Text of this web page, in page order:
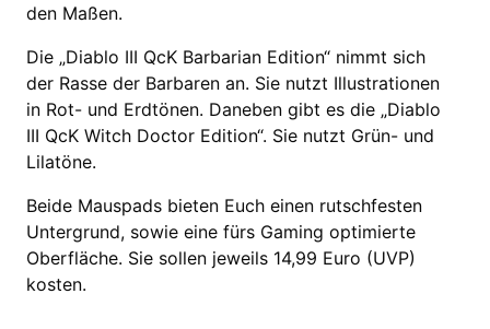
den Maßen.
Die „Diablo III QcK Barbarian Edition“ nimmt sich
der Rasse der Barbaren an. Sie nutzt Illustrationen
in Rot- und Erdtönen. Daneben gibt es die „Diablo
III QcK Witch Doctor Edition“. Sie nutzt Grün- und
Lilatöne.
Beide Mauspads bieten Euch einen rutschfesten
Untergrund, sowie eine fürs Gaming optimierte
Oberfläche. Sie sollen jeweils 14,99 Euro (UVP)
kosten.